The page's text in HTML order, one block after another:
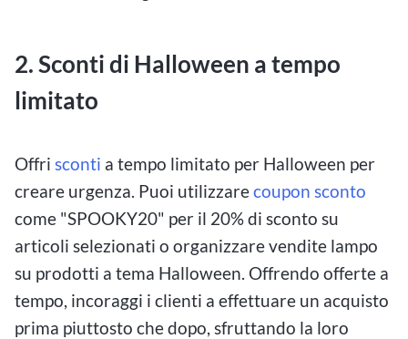
2. Sconti di Halloween a tempo
limitato
Offri sconti a tempo limitato per Halloween per
creare urgenza. Puoi utilizzarecoupon sconto
come "SPOOKY20" per il 20% di sconto su
articoli selezionati o organizzare vendite lampo
su prodotti a tema Halloween. Offrendo offerte a
tempo, incoraggi i clienti a effettuare un acquisto
prima piuttosto che dopo, sfruttando la loro